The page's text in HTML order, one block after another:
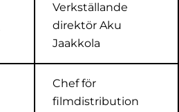
Verkställande
direktör Aku
Jaakkola
Chef för
filmdistribution